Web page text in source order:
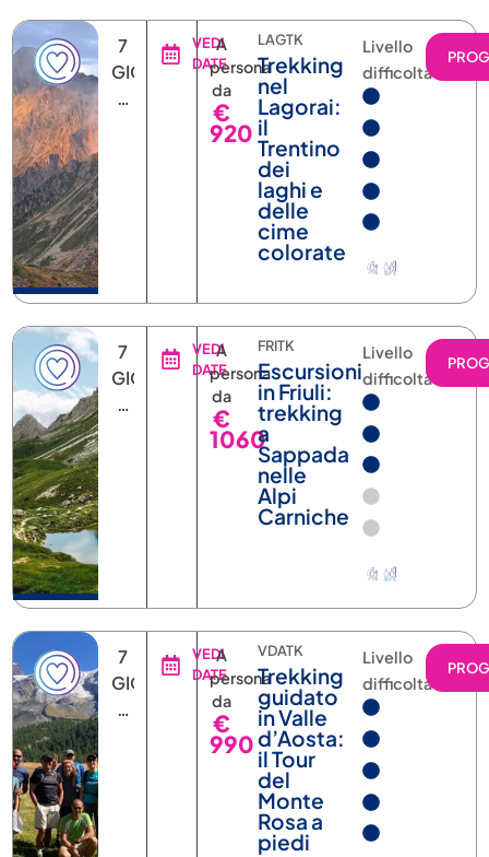
7
GIORNI
6
VEDI
DATE
A
persona
da
€
920
LAGTK
Trekking
nel
Lagorai:
il
Trentino
dei
laghi e
delle
cime
colorate
Livello
difficoltà
7
GIORNI
6
VEDI
DATE
A
persona
da
€
1060
FRITK
Escursioni
in Friuli:
trekking
a
Sappada
nelle
Alpi
Carniche
Livello
difficoltà
7
GIORNI
6
VEDI
DATE
A
persona
da
€
990
VDATK
Trekking
guidato
in Valle
d’Aosta:
il Tour
del
Monte
Rosa a
piedi
Livello
difficoltà